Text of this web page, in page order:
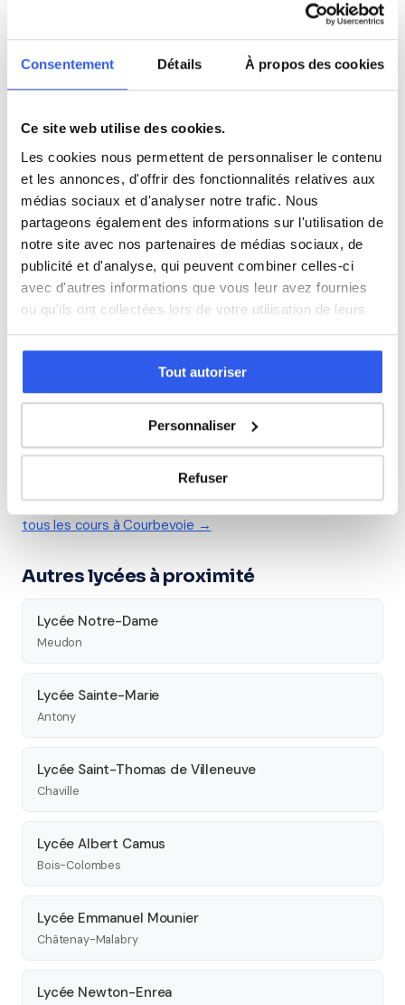
Consentement Détails À propos des cookies
Ce site web utilise des cookies.
Les cookies nous permettent de personnaliser le contenu
et les annonces, d'offrir des fonctionnalités relatives aux
médias sociaux et d'analyser notre trafic. Nous
partageons également des informations sur l'utilisation de
notre site avec nos partenaires de médias sociaux, de
publicité et d'analyse, qui peuvent combiner celles-ci
avec d'autres informations que vous leur avez fournies
ou qu'ils ont collectées lors de votre utilisation de leurs
services.
Tout autoriser
Personnaliser
Refuser
Économie
Allemand
Cours par niveau
Seconde Première Terminale
Études supérieures
Tous les cours particuliers à
Découvrez l'ensemble de notre offre à Courbevoie :Voir
tous les cours à Courbevoie →
Autres lycées à proximité
Lycée Notre-Dame
Meudon
Lycée Sainte-Marie
Antony
Lycée Saint-Thomas de Villeneuve
Chaville
Lycée Albert Camus
Bois-Colombes
Lycée Emmanuel Mounier
Châtenay-Malabry
Lycée Newton-Enrea